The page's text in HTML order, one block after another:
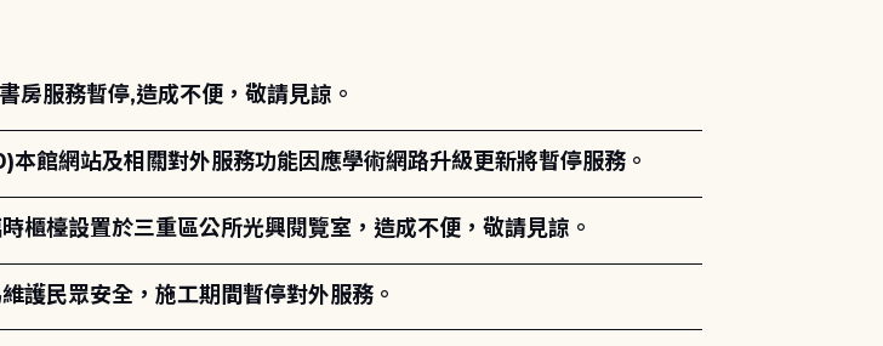
房服務暫停,造成不便，敬請見諒。
館網站及相關對外服務功能因應學術網路升級更新將暫停服務。
櫃檯設置於三重區公所光興閱覽室，造成不便，敬請見諒。
護民眾安全，施工期間暫停對外服務。